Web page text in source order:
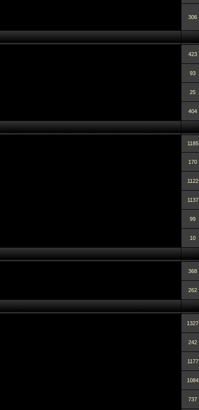
306
423
93
25
404
1185
170
1122
1137
99
10
368
262
1327
242
1177
1084
737